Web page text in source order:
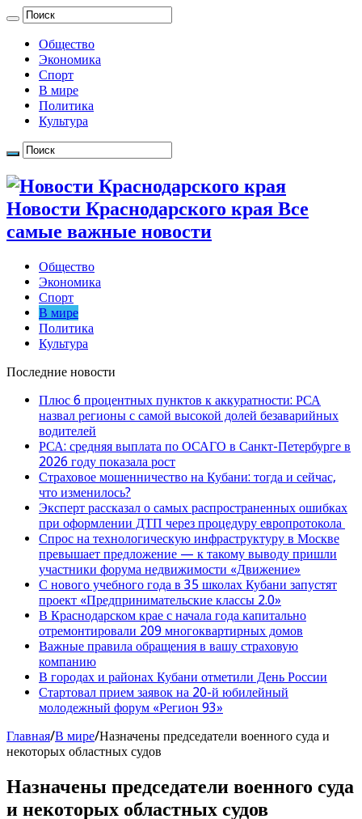
Общество
Экономика
Спорт
В мире
Политика
Культура
Новости Краснодарского края Все
самые важные новости
Общество
Экономика
Спорт
В мире
Политика
Культура
Последние новости
Плюс 6 процентных пунктов к аккуратности: РСА
назвал регионы с самой высокой долей безаварийных
водителей
РСА: средняя выплата по ОСАГО в Санкт-Петербурге в
2026 году показала рост
Страховое мошенничество на Кубани: тогда и сейчас,
что изменилось?
Эксперт рассказал о самых распространенных ошибках
при оформлении ДТП через процедуру европротокола
Спрос на технологическую инфраструктуру в Москве
превышает предложение — к такому выводу пришли
участники форума недвижимости «Движение»
С нового учебного года в 35 школах Кубани запустят
проект «Предпринимательские классы 2.0»
В Краснодарском крае с начала года капитально
отремонтировали 209 многоквартирных домов
Важные правила обращения в вашу страховую
компанию
В городах и районах Кубани отметили День России
Стартовал прием заявок на 20-й юбилейный
молодежный форум «Регион 93»
Главная/В мире/Назначены председатели военного суда и
некоторых областных судов
Назначены председатели военного суда
и некоторых областных судов